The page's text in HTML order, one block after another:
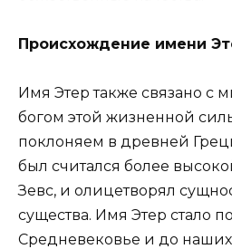
Происхождение имени
Имя Этер также связано с
богом этой жизненной
поклоняем в древней
был считался более
Зевс, и олицетворял
существа. Имя Этер стало
Средневековье и до наших